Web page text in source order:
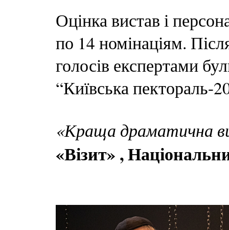
Оцінка вистав і
по 14 номінаціям.
голосів експертами
“Київська пектораль-
«Краща драматична
«Візит» ,